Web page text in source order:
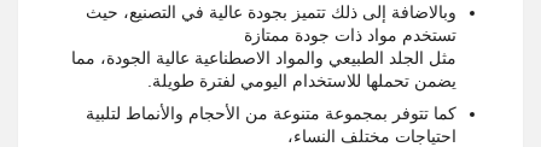
وبالاضافة إلى ذلك تتميز بجودة عالية في التصنيع، حيث
تستخدم مواد ذات جودة ممتازة
مثل الجلد الطبيعي والمواد الاصطناعية عالية الجودة، مما
يضمن تحملها للاستخدام اليومي لفترة طويلة.
كما تتوفر بمجموعة متنوعة من الأحجام والأنماط لتلبية
احتياجات مختلف النساء،